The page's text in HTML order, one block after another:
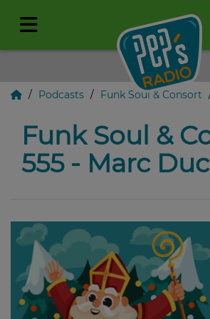
Podcasts Funk Soul & Consort
Funk Soul &
555 - Marc